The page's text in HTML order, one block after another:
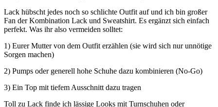
Lack hübscht jedes noch so schlichte Outfit auf und ich bin großer
Fan der Kombination Lack und Sweatshirt. Es ergänzt sich einfach
perfekt. Was ihr also vermeiden solltet:
1) Eurer Mutter von dem Outfit erzählen (sie wird sich nur unnötige
Sorgen machen)
2) Pumps oder generell hohe Schuhe dazu kombinieren (No-Go)
3) Ein Top mit tiefem Ausschnitt dazu tragen
Toll zu Lack finde ich lässige Looks mit Turnschuhen oder